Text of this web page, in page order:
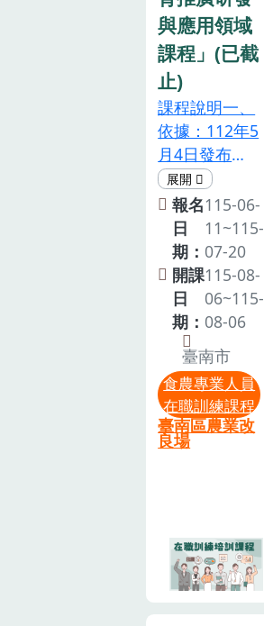
加對象：已取
得食農教育專
業人員資格者
(※需填寫食農
教育專業人員
證號及起訖日
期)。注意事項
為尊重智慧財
產權，本課程
禁止錄影、錄
音等侵權行
為。本活動設
計非屬親子活
動，囿於現場
活動空間及設
備有限，請勿
帶孩童與會。
為珍惜訓練資
源，參訓人員
請全程參與，
知本場，俾便
安排候補事
宜。為響應環
與應用領域
課程」(已截
止)
課程說明一、
依據：112年5
月4日發布
「食農教育專
業人員資格及
培訓辦法」第
11條規定。
二、目標：
「食農教育
法」於111年
正式施行後，
農業部亦於
112年公告
「食農教育專
業人員資格及
完成「在職訓
練」課程，以
報名
日
期：
115-06-
11~115-
07-20
開課
日
期：
115-08-
06~115-
08-06
臺南市
食農專業人員
在職訓練課程
臺南區農業改
良場